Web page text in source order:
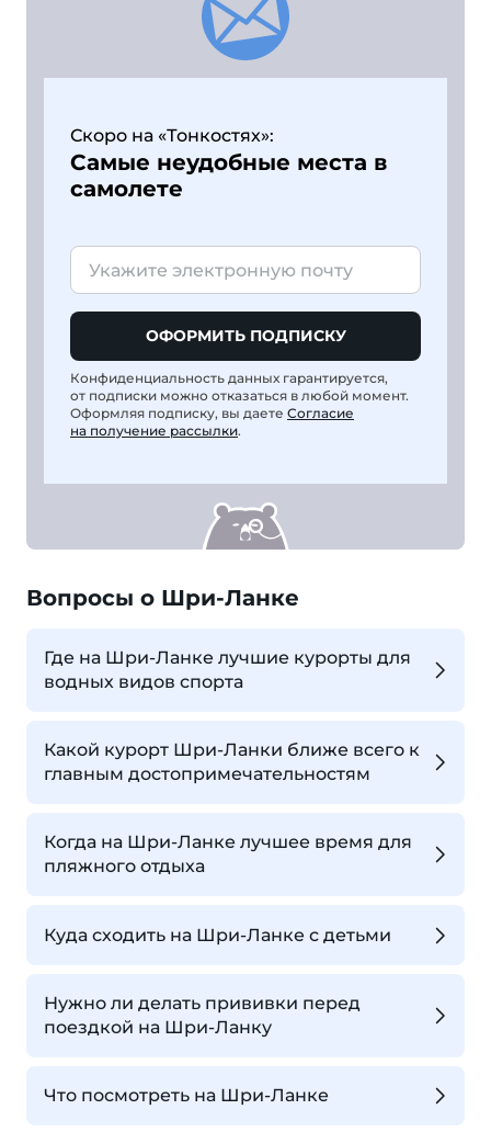
Скоро на «Тонкостях»:
Самые неудобные места в
самолете
ОФОРМИТЬ ПОДПИСКУ
Конфиденциальность данных гарантируется,
от подписки можно отказаться в любой момент.
Оформляя подписку, вы даете Согласие
на получение рассылки.
Вопросы о Шри-Ланке
Где на Шри-Ланке лучшие курорты для
водных видов спорта
Какой курорт Шри-Ланки ближе всего к
главным достопримечательностям
Когда на Шри-Ланке лучшее время для
пляжного отдыха
Куда сходить на Шри-Ланке с детьми
Нужно ли делать прививки перед
поездкой на Шри-Ланку
Что посмотреть на Шри-Ланке